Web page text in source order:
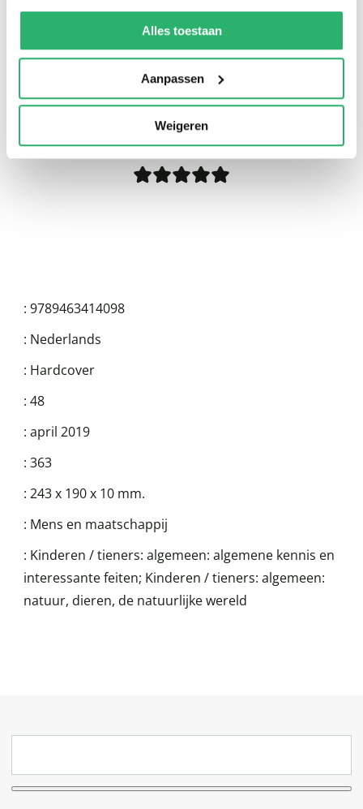
We werken samen met13 derdendie uw gegevens
kunnen ontvangen en verwerken.
Alles toestaan
Aanpassen
Weigeren
0|0
: 9789463414098
: Nederlands
: Hardcover
: 48
: april 2019
: 363
: 243 x 190 x 10 mm.
: Mens en maatschappij
: Kinderen / tieners: algemeen: algemene kennis en
interessante feiten; Kinderen / tieners: algemeen:
natuur, dieren, de natuurlijke wereld